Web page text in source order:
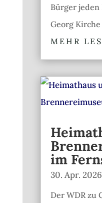
Bürger jeden
Georg
MEHR
im
30. Apr. 2026
Der WDR zu